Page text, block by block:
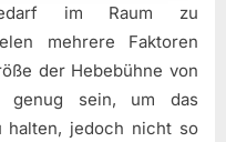
im Raum zu
mehrere Faktoren
der Hebebühne von
genug sein, um das
halten, jedoch nicht so